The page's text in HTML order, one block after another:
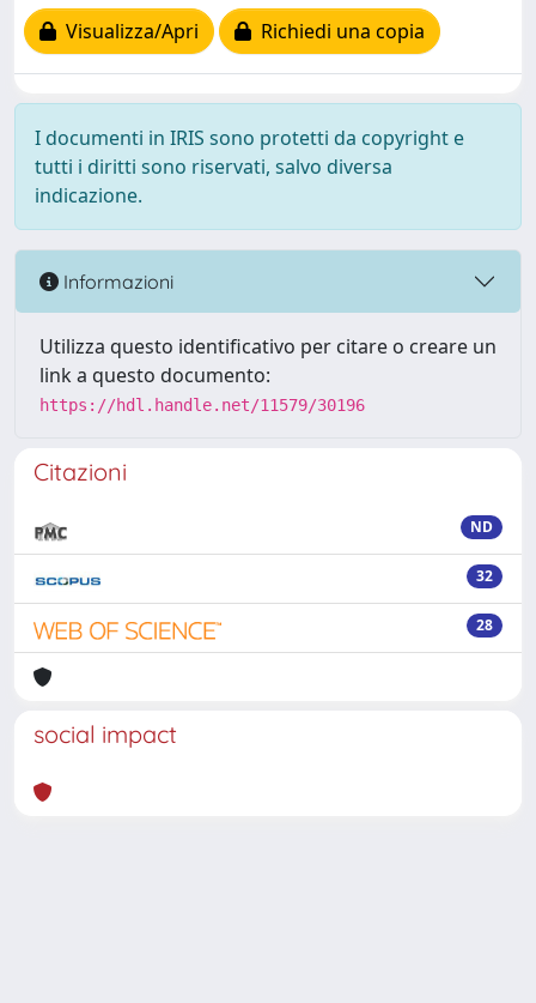
Visualizza/Apri
Richiedi una copia
I documenti in IRIS sono protetti da copyright e
tutti i diritti sono riservati, salvo diversa
indicazione.
Informazioni
Utilizza questo identificativo per citare o creare un
link a questo documento:
https://hdl.handle.net/11579/30196
Citazioni
ND
32
28
social impact